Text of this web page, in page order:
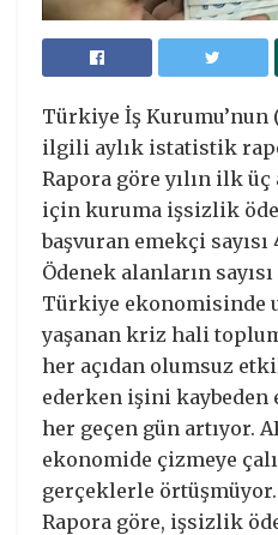
Türkiye İş Kurumu’nun
ilgili aylık istatistik
Rapora göre yılın ilk üç
için kuruma işsizlik
başvuran emekçi
Ödenek alanların
Türkiye ekonomisinde
yaşanan kriz hali
her açıdan olumsuz
ederken işini kaybeden
her geçen gün artıyor.
ekonomide çizmeye
gerçeklerle örtüşmüyor.
Rapora göre, işsizlik